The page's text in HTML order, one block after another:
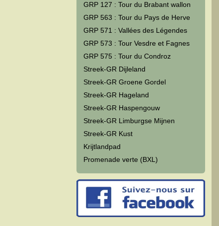
GRP 127 : Tour du Brabant wallon
GRP 563 : Tour du Pays de Herve
GRP 571 : Vallées des Légendes
GRP 573 : Tour Vesdre et Fagnes
GRP 575 : Tour du Condroz
Streek-GR Dijleland
Streek-GR Groene Gordel
Streek-GR Hageland
Streek-GR Haspengouw
Streek-GR Limburgse Mijnen
Streek-GR Kust
Krijtlandpad
Promenade verte (BXL)